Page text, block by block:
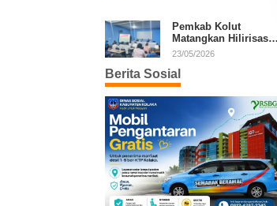
Pemkab Kolut
Matangkan Hilirisasi
Kakao dan Kelapa,
Daerah
23/05/2026
Berita Sosial